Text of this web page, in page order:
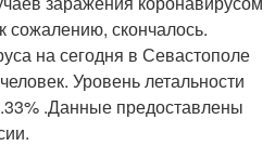
сожалению, скончалось.
на сегодня в Севастополе
Уровень летальности
.Данные предоставлены